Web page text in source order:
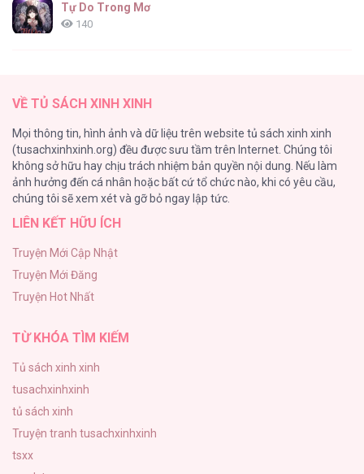
Tự Do Trong Mơ
140
102
Nguyện Ước Vô Vọng Của Ma Nữ
101
Đầm Sen Héo Úa
Phạm Luật
88
VỀ TỦ SÁCH XINH XINH
Mọi thông tin, hình ảnh và dữ liệu trên website tủ sách xinh xinh
(tusachxinhxinh.org) đều được sưu tầm trên Internet. Chúng tôi
không sở hữu hay chịu trách nhiệm bản quyền nội dung. Nếu làm
ảnh hưởng đến cá nhân hoặc bất cứ tổ chức nào, khi có yêu cầu,
chúng tôi sẽ xem xét và gỡ bỏ ngay lập tức.
LIÊN KẾT HỮU ÍCH
Truyện Mới Cập Nhật
Truyện Mới Đăng
Truyện Hot Nhất
TỪ KHÓA TÌM KIẾM
Tủ sách xinh xinh
tusachxinhxinh
tủ sách xinh
Truyện tranh tusachxinhxinh
tsxx